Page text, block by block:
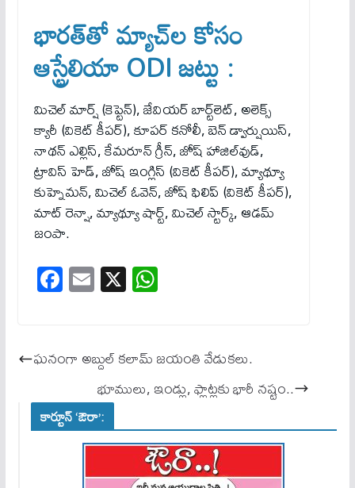
భారత్‌తో మ్యాచ్‌ల కోసం
ఆస్ట్రేలియా ODI జట్టు :
మిచెల్ మార్ష్ (కెప్టెన్), జేవియర్ బార్ట్‌లెట్, అలెక్స్
క్యారీ (వికెట్ కీపర్), కూపర్ కనోలీ, బెన్ డ్వార్షుయిస్,
నాథన్ ఎల్లిస్, కేమరూన్ గ్రీన్, జోష్ హాజిల్‌వుడ్,
ట్రావిస్ హెడ్, జోష్ ఇంగ్లిస్ (వికెట్ కీపర్), మ్యాథ్యూ
కుహ్నెమన్‌, మిచెల్ ఓవెన్, జోష్ ఫిలిప్ (వికెట్ కీపర్),
మాట్ రెన్షా, మ్యాథ్యూ షార్ట్, మిచెల్ స్టార్క్, ఆడమ్
జంపా.
Fa
ce
ok
E
m
X W
ha
A
pp
ఘనంగా అబ్దుల్ కలామ్ జయంతి వేడుకలు.
భూములు, ఇండ్లు, ఫ్లాట్లకు భారీ న‌ష్టం..
కార్టూన్ ‘ఔరా’: